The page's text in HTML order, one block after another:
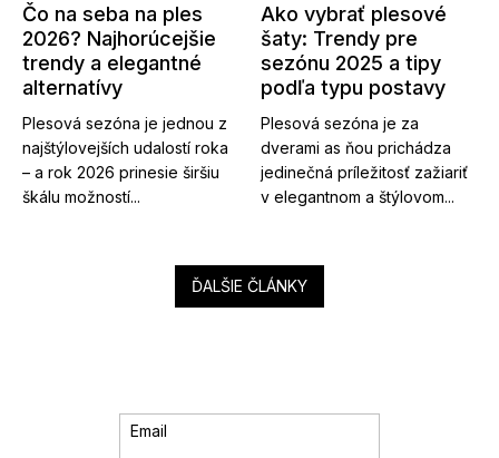
Čo na seba na ples
2026? Najhorúcejšie
trendy a elegantné
alternatívy
Plesová sezóna je jednou z
najštýlovejších udalostí roka
– a rok 2026 prinesie širšiu
škálu možností...
Ako vybrať plesové
šaty: Trendy pre
sezónu 2025 a tipy
podľa typu postavy
Plesová sezóna je za
dverami as ňou prichádza
jedinečná príležitosť zažiariť
v elegantnom a štýlovom...
ĎALŠIE ČLÁNKY
Email